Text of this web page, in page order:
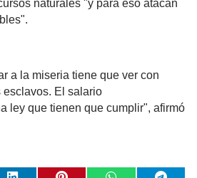
naturales "y para eso atacan
a la miseria tiene que ver con
esclavos. El salario
ley que tienen que cumplir", afirmó